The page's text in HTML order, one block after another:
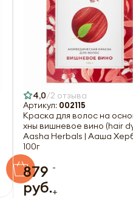
4,0 2 отзыва
Артикул: 002115
Краска для волос на
хны вишневое вино (hair
Aasha Herbals | Ааша
100г
879
руб.
-
+